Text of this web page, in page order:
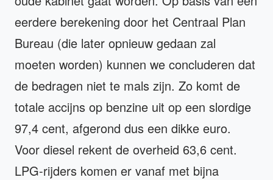
eerdere berekening door het Centraal Plan
Bureau (die later opnieuw gedaan zal
moeten worden) kunnen we concluderen dat
de bedragen niet te mals zijn. Zo komt de
totale accijns op benzine uit op een slordige
97,4 cent, afgerond dus een dikke euro.
Voor diesel rekent de overheid 63,6 cent.
LPG-rijders komen er vanaf met bijna